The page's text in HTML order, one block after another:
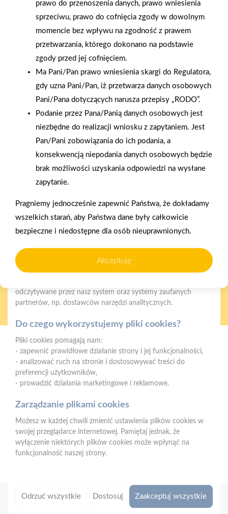
Otwarcie sklepu PSB
Mrówka w Wyrzysku
Gwarancja jakości
naszych produktów
Zakupy w systemie
ratalnym
Oferujemy zakupy
telefoniczne
Zakupy
na terenie całej Polski
ul. Św. Ducha 12, 88-320 Strzelno (parking, plac składowy,
magazyn - wjazd od ul. Michelsona 19)
E-mail:biuro@psbstrzelno.pl
NIP:5571701187
REGON: 367902221
Copyright 2026 © PSB MRÓWKA Designed by Eskamedia
prawo do przenoszenia danych, prawo wniesienia
sprzeciwu, prawo do cofnięcia zgody w dowolnym
momencie bez wpływu na zgodność z prawem
przetwarzania, którego dokonano na podstawie
zgody przed jej cofnięciem.
Ma Pani/Pan prawo wniesienia skargi do Regulatora,
gdy uzna Pani/Pan, iż przetwarza danych osobowych
Pani/Pana dotyczących narusza przepisy „RODO”.
Podanie przez Pana/Panią danych osobowych jest
niezbędne do realizacji wniosku z zapytaniem. Jest
Pan/Pani zobowiązania do ich podania, a
konsekwencją niepodania danych osobowych będzie
brak możliwości uzyskania odpowiedzi na wysłane
zapytanie.
Pragniemy jednocześnie zapewnić Państwa, że dokładamy
wszelkich starań, aby Państwa dane były całkowicie
bezpieczne i niedostępne dla osób nieuprawnionych.
Akceptuję
Polityka plików cookies
Nasz serwis internetowy wykorzystuje pliki cookies w celu
użytkowania oraz analizy ruchu na stronie.
Cookies to niewielkie pliki tekstowe zapisywane na urządzeniu
użytkownika (komputerze, tablecie, smartfonie) podczas
odczytywane przez nasz system oraz systemy zaufanych
partnerów, np. dostawców narzędzi analitycznych.
Do czego wykorzystujemy pliki cookies?
Pliki cookies pomagają nam:
- zapewnić prawidłowe działanie strony i jej funkcjonalności,
- analizować ruch na stronie i dostosowywać treści do
preferencji użytkowników,
- prowadzić działania marketingowe i reklamowe.
Zarządzanie plikami cookies
Możesz w każdej chwili zmienić ustawienia plików cookies w
swojej przeglądarce internetowej. Pamiętaj jednak, że
wyłączenie niektórych plików cookies może wpłynąć na
funkcjonalność naszej strony.
Odrzuć wszystkie Dostosuj Zaakceptuj wszystkie